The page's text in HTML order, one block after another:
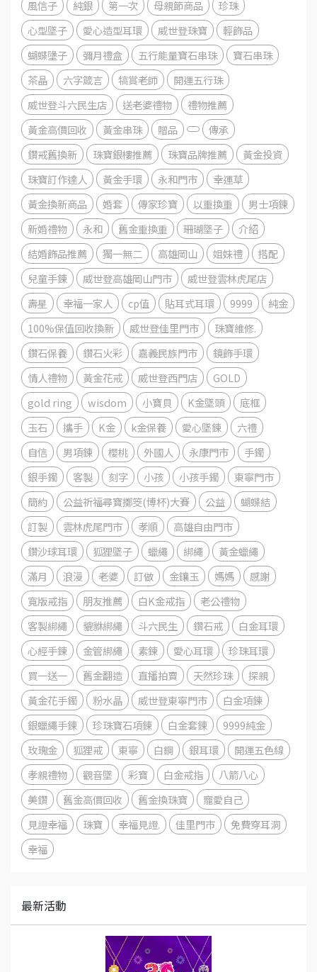
風信子 純銀 第一次 母親節商品
珍珠
心型墜子
愛心造型耳環 威世登珠寶
輕飾品
蝴蝶墬子
彌月禮盒 五行能量寶石串珠
寶石串珠
茶晶
六字箴言 犒賞老師
開運五行珠
威世登斗六民生店
送老婆禮物
禮物推薦
黃金高價回收
黃金串珠 贈品
傳承
鑽戒舊換新
珠寶銀樓推薦 珠寶品牌推薦
黃金投資
珠寶訂作達人
黃金手環 永和門市
幸運草
黃金換新商品
婚套 傳家珍寶 以重換重
男士項鍊
新婚禮物
永和 舊金重換重 珊瑚墜子
介紹
結婚飾品推薦
獨一無二 高雄岡山 姐妹禮
搭配
兒童手鍊
威世登高雄岡山門市
威世登雲林虎尾店
壽星
幸福一家人 cp值 貼耳式耳環 9999
純金
100%保值回收換新
威世登佳里門市
珠寶維修.
鑽石保養
鑽石火彩 嘉義民族門市
鏡飾手環
情人禮物
黃金花戒 威世登西門店
GOLD
gold ring
wisdom 小寶貝 K金墜頭
底框
玉石
攜手 K金 k金保養 愛心墜鍊
六禮
自信
男項鍊 櫻桃 外國人 永康門市
手鐲
銀手鐲
客製 刻字 小孩 小孩手鐲
東寧門市
簡約
公益祈福尋寶擲筊(博杯)大賽 公益
蝴蝶結
訂製
雲林虎尾門市 孝順
高雄自由門市
鑽沙球耳環
狐狸墜子 蠟繩 綁繩
黃金蠟繩
滿月
浪漫 老婆 訂做 金鑲玉 媽媽
感謝
寬版戒指
朋友推薦 白K金戒指
老公禮物
客製綁繩
貔貅綁繩 斗六民生 鑽石戒
白金耳環
心經手鍊
金管綁繩 素鍊 愛心耳環
珍珠耳環
買一送一
舊金翻造 直播拍賣 天然珍珠
探親
黃金花手鐲
粉水晶 威世登東寧門市
白金項鍊
銀蠟繩手鍊
珍珠寶石項鍊 白金套鍊
9999純金
玫瑰金
狐狸戒 東寧 白鋼 銀耳環
開運五色線
孝親禮物
觀音墜 彩寶 白金戒指
八箭八心
美鑽
舊金高價回收 舊金換珠寶
寵愛自己
見證幸福
珠寶 幸福見證. 佳里門市
免費穿耳洞
幸福
最新活動